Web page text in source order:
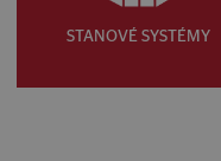
STANOVÉ SYSTÉMY